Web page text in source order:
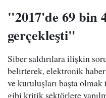
"2017'de 69 bin
gerçekleşti"
Siber saldırılara ilişkin
belirterek, elektronik
ve kuruluşları başta olmak
gibi kritik sektörlere